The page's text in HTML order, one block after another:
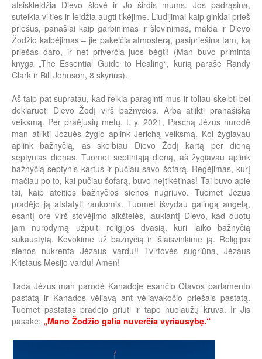
atsiskleidžia Dievo šlovė ir Jo širdis mums. Jos padrąsina,
suteikia vilties ir leidžia augti tikėjime. Liudijimai kaip ginklai prieš
priešus, panašiai kaip garbinimas ir šlovinimas, malda ir Dievo
Žodžio kalbėjimas – jie pakeičia atmosferą, pasipriešina tam, ką
priešas daro, ir net priverčia juos bėgti! (Man buvo priminta
knyga „The Essential Guide to Healing“, kurią parašė Randy
Clark ir Bill Johnson, 8 skyrius).
Aš taip pat supratau, kad reikia paraginti mus ir toliau skelbti bei
deklaruoti Dievo Žodį virš bažnyčios. Arba atlikti pranašišką
veiksmą. Per praėjusių metų, t. y. 2021, Paschą Jėzus nurodė
man atlikti Jozuės žygio aplink Jerichą veiksmą. Kol žygiavau
aplink bažnyčią, aš skelbiau Dievo Žodį kartą per dieną
septynias dienas. Tuomet septintąją dieną, aš žygiavau aplink
bažnyčią septynis kartus ir pučiau savo šofarą. Regėjimas, kurį
mačiau po to, kai pučiau šofarą, buvo neįtikėtinas! Tai buvo apie
tai, kaip ateities bažnyčios sienos nugriuvo. Tuomet Jėzus
pradėjo ją atstatyti rankomis. Tuomet išvydau galingą angelą,
esantį ore virš stovėjimo aikštelės, laukiantį Dievo, kad duotų
jam nurodymą užpulti religijos dvasią, kuri laiko bažnyčią
sukaustytą. Kovokime už bažnyčią ir išlaisvinkime ją. Religijos
sienos nukrenta Jėzaus vardu!! Tvirtovės sugriūna, Jėzaus
Kristaus Mesijo vardu! Amen!
Tada Jėzus man parodė Kanadoje esančio Otavos parlamento
pastatą ir Kanados vėliavą ant vėliavakočio priešais pastatą.
Tuomet pastatas pradėjo griūti ir tapo nuolaužų krūva. Ir Jis
pasakė: „Mano Žodžio galia nuverčia vyriausybę.“